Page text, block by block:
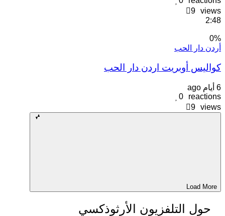
0
دار الحب
أوبريت اردن دار الحب
Load More
حول التلفزيون الأرثوذكسي